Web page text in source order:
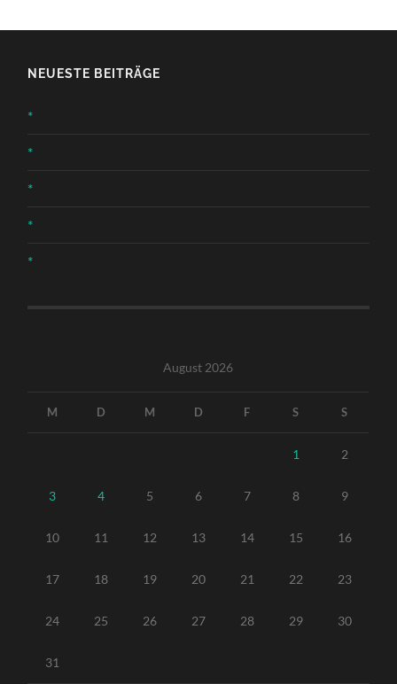
NEUESTE BEITRÄGE
*
*
*
*
*
August 2026
M D M D F S S
1 2
3 4 5 6 7 8 9
10 11 12 13 14 15 16
17 18 19 20 21 22 23
24 25 26 27 28 29 30
31